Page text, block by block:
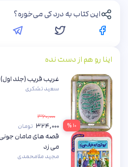
این کتاب به درد کی می‌خوره؟
اینا رو هم از دست نده
۱۰ %
غریب قریب (جلد اول)
سعید تشکری
۳۶۰,۰۰۰
۳۲۴,۰۰۰ تومان
می زد
مجید ملامحمدی